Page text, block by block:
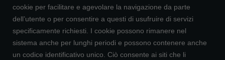
cookie per facilitare e agevolare la navigazione da parte
dell’utente o per consentire a questi di usufruire di servizi
specificamente richiesti. I cookie possono rimanere nel
sistema anche per lunghi periodi e possono contenere anche
un codice identificativo unico. Ciò consente ai siti che li